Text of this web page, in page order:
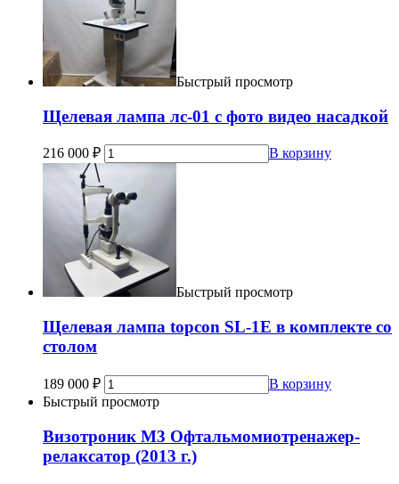
Быстрый просмотр
Щелевая лампа лс-01 с фото видео насадкой
216 000 ₽ В корзину
Быстрый просмотр
Щелевая лампа topcon SL-1Е в комплекте со
столом
189 000 ₽
В корзину
Быстрый просмотр
Визотроник М3 Офтальмомиотренажер-
релаксатор (2013 г.)